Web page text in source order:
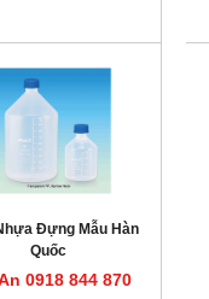
Đựng Mẫu Hàn
Quốc
0918 844 870